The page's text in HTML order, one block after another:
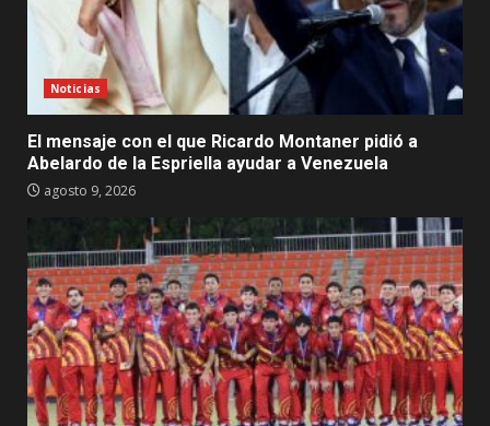
Noticias
El mensaje con el que Ricardo Montaner pidió a
Abelardo de la Espriella ayudar a Venezuela
agosto 9, 2026